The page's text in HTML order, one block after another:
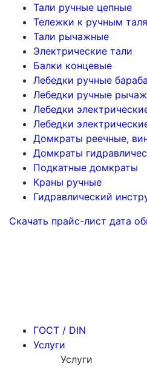
Тали ручные цепные
Тележки к ручным
Тали рычажные
Электрические тали
Балки концевые
Лебедки ручные
Лебедки ручные
Лебедки
Лебедки
Домкраты реечные,
Домкраты
Подкатные домкраты
Краны ручные
Гидравлический
Скачать прайс-лист дата
ГОСТ / DIN
Услуги
Услуги